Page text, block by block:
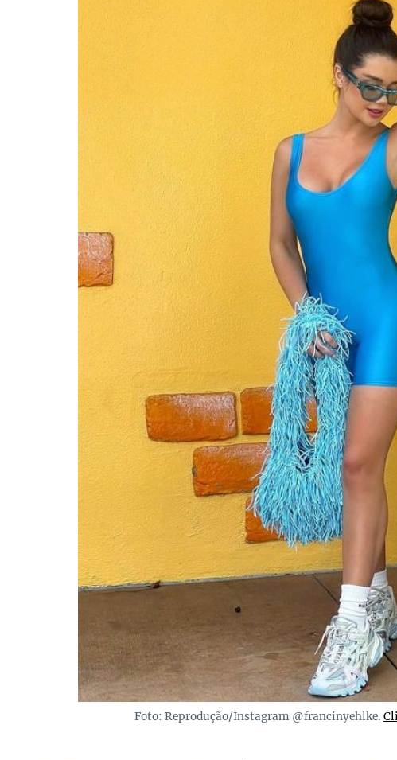
Foto: Reprodução/Instagram @francinyehlke.